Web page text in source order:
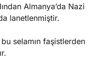
Almanya’da Nazi
lanetlenmiştir.
selamın faşistlerden